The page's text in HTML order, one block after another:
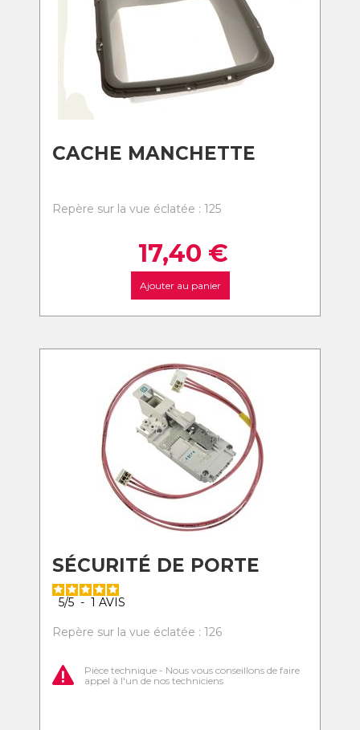
CACHE MANCHETTE
Repère sur la vue éclatée : 125
17,40 €
Ajouter au panier
SÉCURITÉ DE PORTE
5/5 - 1 AVIS
Repère sur la vue éclatée : 126
Pièce technique - Nous vous conseillons de faire
appel à l'un de nos techniciens